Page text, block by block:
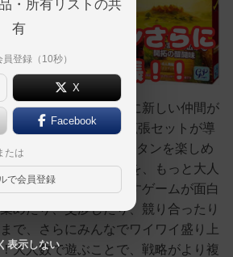
カフェ黒やぎさん」に新しい仲間が
、カタンの5~6人用拡張セットが導
、最大6人で一緒にカタンを楽しめ
定番のカタンの世界を、もっと大人
ようになり、ますますゲームが面白
めたり、交渉したり、競り合ったり
で、さらにみんなでワイワイ盛り上
大人数で遊ぶことで、戦略がより複
・所有リストの共
有
登録（10秒）
X
Facebook
たは
で会員登録
表示しない